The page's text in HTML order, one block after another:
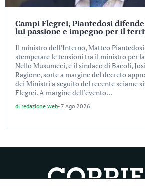
Campi Flegrei, Piantedosi
lui passione e impegno per il
Il ministro dell’Interno, Matteo
stemperare le tensioni tra il ministro per
Nello Musumeci, e il sindaco di Bacoli,
Ragione, sorte a margine del decreto
dei Ministri a seguito del recente sciame
Flegrei. A margine dell’evento...
di redazione web-7 Ago 2026